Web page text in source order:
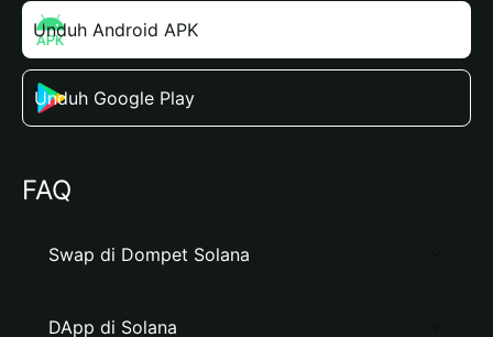
Unduh Android APK
Unduh Google Play
FAQ
Swap di Dompet Solana
DApp di Solana